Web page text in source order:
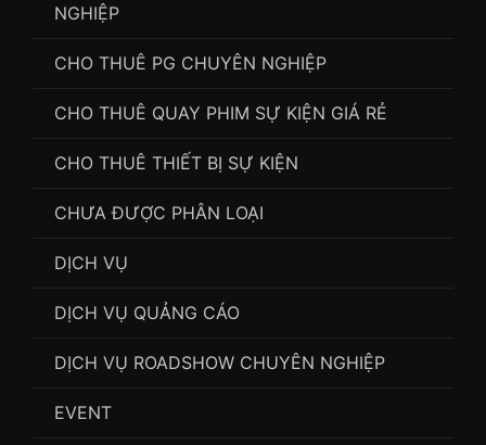
NGHIỆP
CHO THUÊ PG CHUYÊN NGHIỆP
CHO THUÊ QUAY PHIM SỰ KIỆN GIÁ RẺ
CHO THUÊ THIẾT BỊ SỰ KIỆN
CHƯA ĐƯỢC PHÂN LOẠI
DỊCH VỤ
DỊCH VỤ QUẢNG CÁO
DỊCH VỤ ROADSHOW CHUYÊN NGHIỆP
EVENT